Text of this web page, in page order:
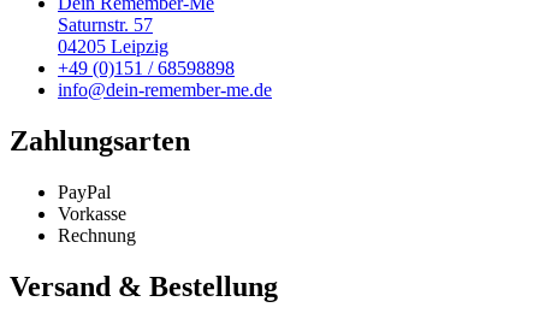
Saturnstr. 57
04205 Leipzig
+49 (0)151 / 68598898
info@dein-remember-me.de
Zahlungsarten
PayPal
Vorkasse
Rechnung
Versand & Bestellung